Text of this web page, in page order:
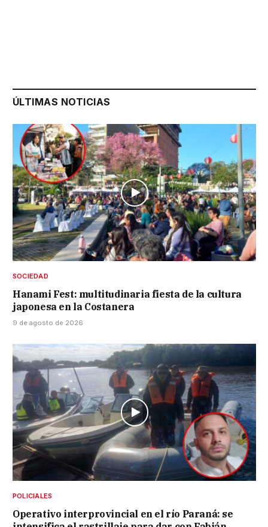
ÚLTIMAS NOTICIAS
SOCIEDAD
Hanami Fest: multitudinaria fiesta de la cultura
japonesa en la Costanera
9 de agosto de 2026
POLICIALES
Operativo interprovincial en el río Paraná: se